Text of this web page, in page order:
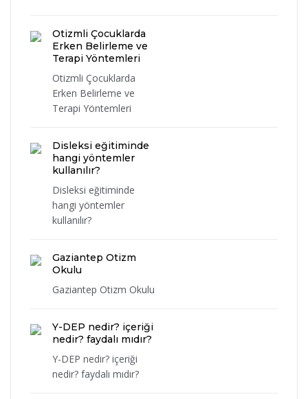
Otizmli Çocuklarda
Erken Belirleme ve
Terapi Yöntemleri
Otizmli Çocuklarda
Erken Belirleme ve
Terapi Yöntemleri
Disleksi eğitiminde
hangi yöntemler
kullanılır?
Disleksi eğitiminde
hangi yöntemler
kullanılır?
Gaziantep Otizm
Okulu
Gaziantep Otizm Okulu
Y-DEP nedir? içeriği
nedir? faydalı mıdır?
Y-DEP nedir? içeriği
nedir? faydalı mıdır?